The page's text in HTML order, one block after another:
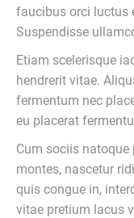
faucibus orci luctus
Suspendisse
Etiam scelerisque
hendrerit vitae.
fermentum nec
eu placerat
Cum sociis
montes, nascetur
quis congue in,
vitae pretium lacus